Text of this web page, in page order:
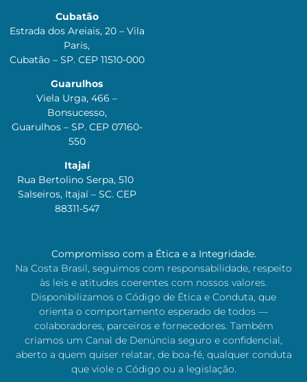
Cubatão
Estrada dos Areiais, 20 – Vila
Paris,
Cubatão – SP. CEP 11510-000
Guarulhos
Viela Urga, 466 –
Bonsucesso,
Guarulhos – SP. CEP 07160-
550
Itajaí
Rua Bertolino Serpa, 510
Salseiros, Itajaí – SC. CEP
88311-547
Compromisso com a Ética e a Integridade.
Na Costa Brasil, seguimos com responsabilidade, respeito
às leis e atitudes coerentes com nossos valores.
Disponibilizamos o Código de Ética e Conduta, que
orienta o comportamento esperado de todos —
colaboradores, parceiros e fornecedores. Também
criamos um Canal de Denúncia seguro e confidencial,
aberto a quem quiser relatar, de boa-fé, qualquer conduta
que viole o Código ou a legislação.